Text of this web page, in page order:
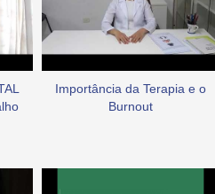
Importância da Terapia e o
Burnout